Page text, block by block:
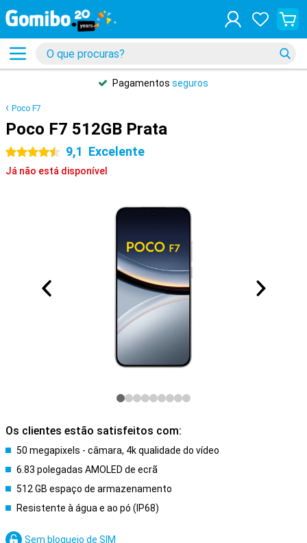
Pagamentos seguros
Poco F7
Poco F7 512GB Prata
4.5 estrelas 9,1 Excelente
Já não está disponível
Os clientes estão satisfeitos com:
50 megapixels - câmara, 4k qualidade do vídeo
6.83 polegadas AMOLED de ecrã
512 GB espaço de armazenamento
Resistente à água e ao pó (IP68)
Sem bloqueio de SIM